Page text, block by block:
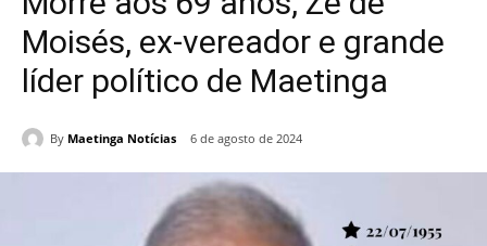
Moisés, ex-vereador e grande
líder político de Maetinga
By Maetinga Notícias 6 de agosto de 2024